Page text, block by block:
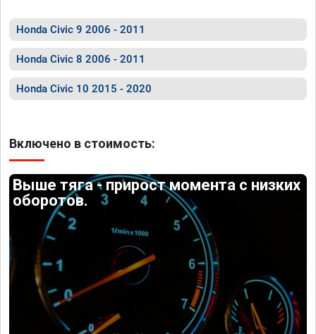
Honda Civic 9 2006 - 2011
Honda Civic 8 2006 - 2011
Honda Civic 10 2015 - 2020
Включено в стоимость:
Выше тяга - прирост момента с низких
оборотов.